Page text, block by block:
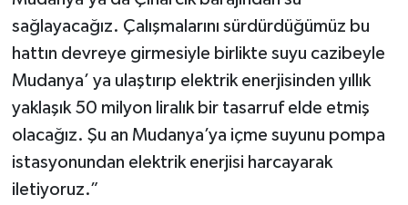
sağlayacağız. Çalışmalarını sürdürdüğümüz bu
hattın devreye girmesiyle birlikte suyu cazibeyle
Mudanya’ ya ulaştırıp elektrik enerjisinden yıllık
yaklaşık 50 milyon liralık bir tasarruf elde etmiş
olacağız. Şu an Mudanya’ya içme suyunu pompa
istasyonundan elektrik enerjisi harcayarak
iletiyoruz.”